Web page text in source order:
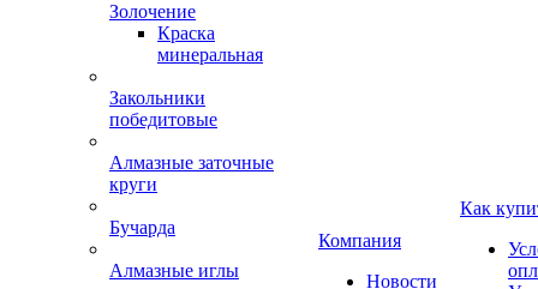
Золочение
Краска
минеральная
Закольники
победитовые
Алмазные заточные
круги
Бучарда
Алмазные иглы
Компания
Новости
Как